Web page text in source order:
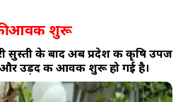
आवक शुरू
सुस्ती के बाद अब प्रदेश की कृषि उपज
उड़द की आवक शुरू हो गई है।